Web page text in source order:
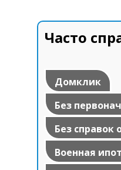
Часто
Домклик
Без
взноса
Без справок
Военная